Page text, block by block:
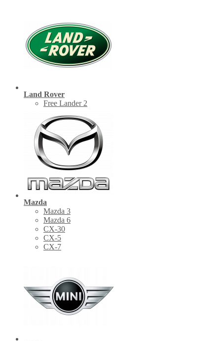
Land Rover
Free Lander 2
Mazda
Mazda 3
Mazda 6
CX-30
СХ-5
CX-7